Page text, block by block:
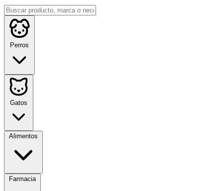
Perros
Gatos
Alimentos
Farmacia